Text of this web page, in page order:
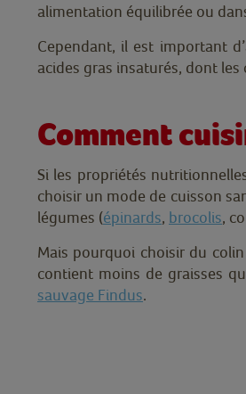
alimentation équilibrée ou
Cependant, il est important
acides gras insaturés, dont
Comment
Si les propriétés
choisir un mode de cuisson
légumes (épinards, brocolis,
Mais pourquoi choisir du
contient moins de graisses
sauvage Findus.